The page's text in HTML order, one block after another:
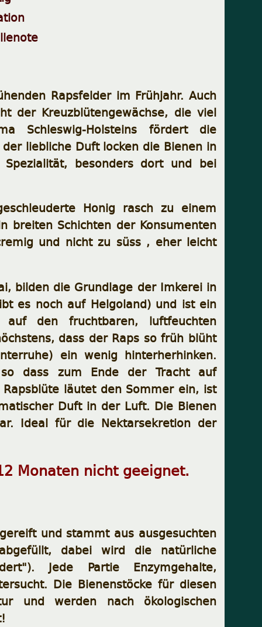
Rapsfelder im Frühjahr. Auch
der Kreuzblütengewächse, die viel
Schleswig-Holsteins fördert die
liebliche Duft locken die Bienen in
besonders dort und bei
Honig rasch zu einem
breiten Schichten der Konsumenten
und nicht zu süss , eher leicht
bilden die Grundlage der Imkerei in
es noch auf Helgoland) und ist ein
den fruchtbaren, luftfeuchten
dass der Raps so früh blüht
ein wenig hinterherhinken.
dass zum Ende der Tracht auf
läutet den Sommer ein, ist
Duft in der Luft. Die Bienen
Ideal für die Nektarsekretion der
Monaten nicht geeignet.
und stammt aus ausgesuchten
dabei wird die natürliche
Jede Partie Enzymgehalte,
Die Bienenstöcke für diesen
und werden nach ökologischen